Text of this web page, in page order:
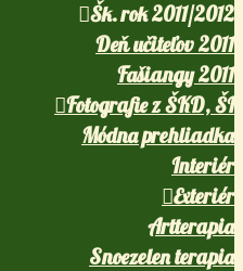
Šk. rok 2011/2012
Deň učiteľov 2011
Fašiangy 2011
Fotografie z ŠKD, ŠI
Módna prehliadka
Interiér
Exteriér
Artterapia
Snoezelen terapia